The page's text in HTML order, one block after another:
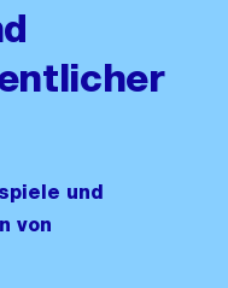
und
von